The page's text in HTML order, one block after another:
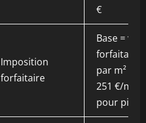
€
Imposition
forfaitaire
Base =
forfaitaire
par m² (ou
251 €/m²
pour